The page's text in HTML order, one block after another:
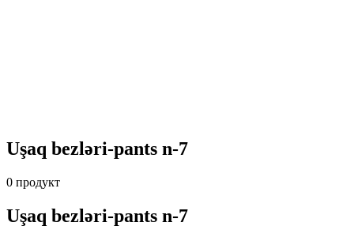
Uşaq bezləri-pants n-7
0 продукт
Uşaq bezləri-pants n-7